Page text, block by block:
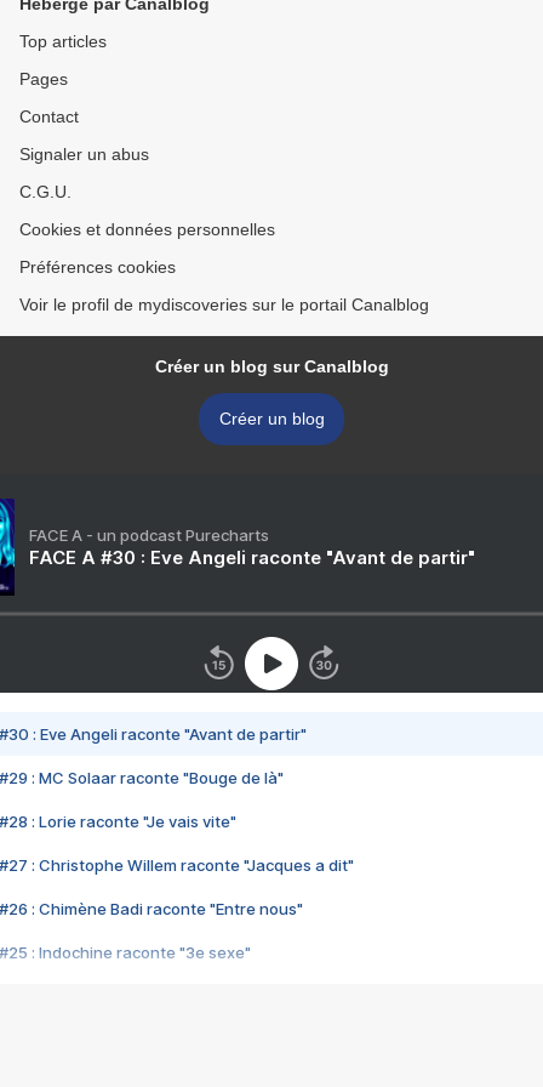
Top articles
Pages
Contact
Signaler un abus
C.G.U.
Cookies et données personnelles
Préférences cookies
Voir le profil de mydiscoveries sur le portail Canalblog
Créer un blog sur Canalblog
Créer un blog
FACE A - un podcast Purecharts
FACE A #30 : Eve Angeli raconte "Avant de partir"
#30 : Eve Angeli raconte "Avant de partir"
#29 : MC Solaar raconte "Bouge de là"
#28 : Lorie raconte "Je vais vite"
#27 : Christophe Willem raconte "Jacques a dit"
#26 : Chimène Badi raconte "Entre nous"
#25 : Indochine raconte "3e sexe"